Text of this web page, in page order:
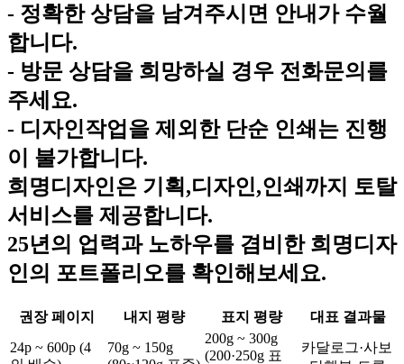
- 정확한 상담을 남겨주시면 안내가 수월
합니다.
- 방문 상담을 희망하실 경우 전화문의를
주세요.
- 디자인작업을 제외한 단순 인쇄는 진행
이 불가합니다.
희명디자인은 기획,디자인,인쇄까지 토탈
서비스를 제공합니다.
25년의 업력과 노하우를 겸비한 희명디자
인의 포트폴리오를 확인해보세요.
권장 페이지 내지 평량 표지 평량
대표 결과물
24p ~ 600p (4
70g ~ 150g
200g ~ 300g
(200·250g 표
카달로그·사보